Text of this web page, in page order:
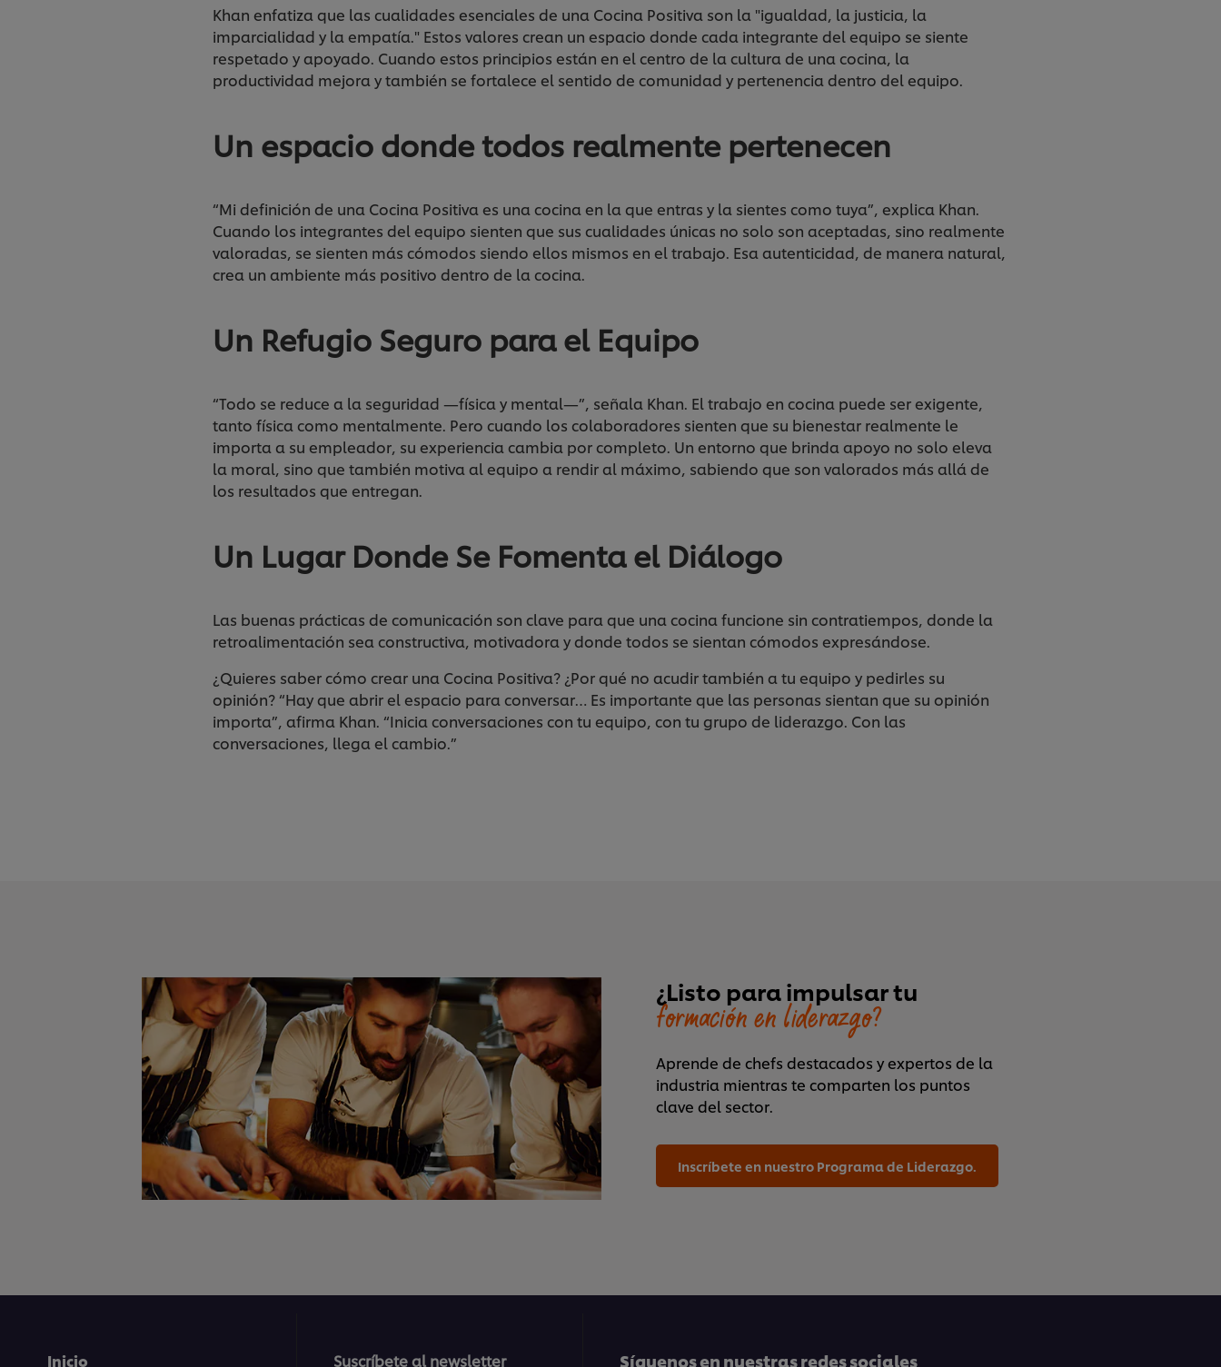
Khan enfatiza que las cualidades esenciales de una Cocina Positiva son la "igualdad, la justicia, la
imparcialidad y la empatía." Estos valores crean un espacio donde cada integrante del equipo se siente
respetado y apoyado. Cuando estos principios están en el centro de la cultura de una cocina, la
productividad mejora y también se fortalece el sentido de comunidad y pertenencia dentro del equipo.
Un espacio donde todos realmente pertenecen
“Mi definición de una Cocina Positiva es una cocina en la que entras y la sientes como tuya”, explica Khan.
Cuando los integrantes del equipo sienten que sus cualidades únicas no solo son aceptadas, sino realmente
valoradas, se sienten más cómodos siendo ellos mismos en el trabajo. Esa autenticidad, de manera natural,
crea un ambiente más positivo dentro de la cocina.
Un Refugio Seguro para el Equipo
“Todo se reduce a la seguridad —física y mental—”, señala Khan. El trabajo en cocina puede ser exigente,
tanto física como mentalmente. Pero cuando los colaboradores sienten que su bienestar realmente le
importa a su empleador, su experiencia cambia por completo. Un entorno que brinda apoyo no solo eleva
la moral, sino que también motiva al equipo a rendir al máximo, sabiendo que son valorados más allá de
los resultados que entregan.
Un Lugar Donde Se Fomenta el Diálogo
Las buenas prácticas de comunicación son clave para que una cocina funcione sin contratiempos, donde la
retroalimentación sea constructiva, motivadora y donde todos se sientan cómodos expresándose.
¿Quieres saber cómo crear una Cocina Positiva? ¿Por qué no acudir también a tu equipo y pedirles su
opinión? “Hay que abrir el espacio para conversar… Es importante que las personas sientan que su opinión
importa”, afirma Khan. “Inicia conversaciones con tu equipo, con tu grupo de liderazgo. Con las
conversaciones, llega el cambio.”
¿Listo para impulsar tu
formación en liderazgo?
Aprende de chefs destacados y expertos de la
industria mientras te comparten los puntos
clave del sector.
Inscríbete en nuestro Programa de Liderazgo.
Inicio Suscríbete al newsletter Síguenos en nuestras redes sociales